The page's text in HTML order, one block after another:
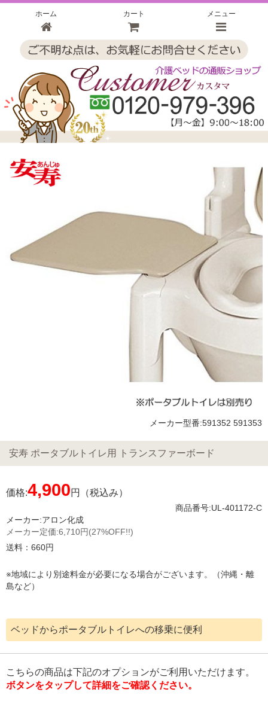
ホーム カート メニュー
メーカー型番:591352 591353
安寿 ポータブルトイレ用 トランスファーボード
価格:4,900円（税込み）
商品番号:UL-401172-C
メーカー:アロン化成
メーカー定価:6,710円(27%OFF!!)
送料：660円
※地域により別途料金が必要になる場合がございます。（沖縄・離
島など）
ベッドからポータブルトイレへの移乗に便利
こちらの商品は下記のオプションがご利用いただけます。
ボタンをタップして詳細をご確認ください。